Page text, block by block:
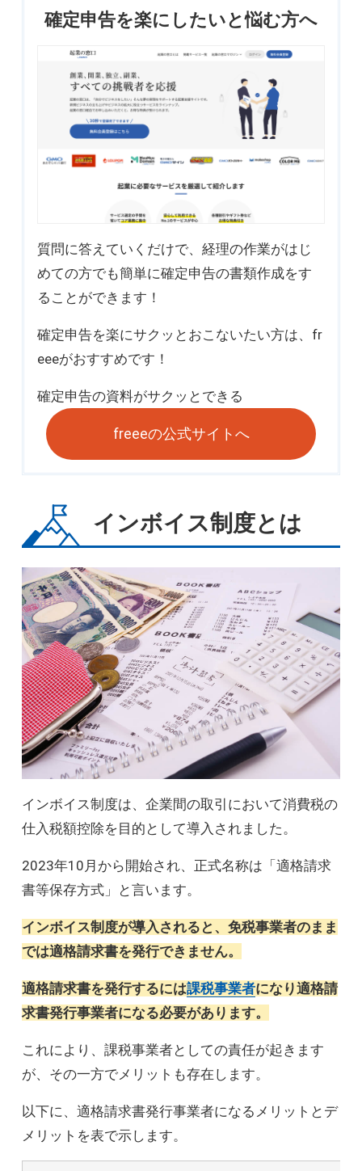
確定申告を楽にしたいと悩む方へ
質問に答えていくだけで、経理の作業がはじ
めての方でも簡単に確定申告の書類作成をす
ることができます！
確定申告を楽にサクッとおこないたい方は、fr
eeeがおすすめです！
確定申告の資料がサクッとできる
freeeの公式サイトへ
インボイス制度とは
インボイス制度は、企業間の取引において消費税の
仕入税額控除を目的として導入されました。
2023年10月から開始され、正式名称は「適格請求
書等保存方式」と言います。
インボイス制度が導入されると、免税事業者のまま
では適格請求書を発行できません。
適格請求書を発行するには課税事業者になり適格請
求書発行事業者になる必要があります。
これにより、課税事業者としての責任が起きます
が、その一方でメリットも存在します。
以下に、適格請求書発行事業者になるメリットとデ
メリットを表で示します。